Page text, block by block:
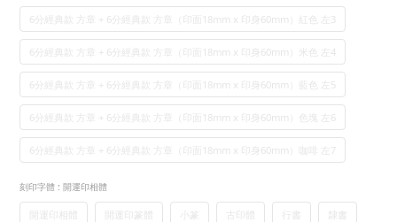
6分經典款 方章 + 6分經典款 方章（印面18mm x 印身60mm）紅色 左3
6分經典款 方章 + 6分經典款 方章（印面18mm x 印身60mm）米色 左4
6分經典款 方章 + 6分經典款 方章（印面18mm x 印身60mm）藍色 左5
6分經典款 方章 + 6分經典款 方章（印面18mm x 印身60mm）色塊 左6
6分經典款 方章 + 6分經典款 方章（印面18mm x 印身60mm）咖啡 左7
刻印字體 : 開運印相體
開運印相體 開運印篆體 小篆 古印體 隸書